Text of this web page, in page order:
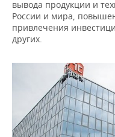
ЭНЕРГЕТИКА
БИЗНЕС-БРАНЧИ
ОТКРЫТАЯ ЛЕКЦИЯ
ФУТБОЛ
БАСКЕТБОЛ
ВОЛЕЙБОЛ
НОВОСТИ
ИНФРАСТРУКТУРА
ИСТОРИЯ
ФОТОГАЛЕРЕЯ
СПРАВОЧНИК
СПИСОК ПЕРСОН
ПОЛНАЯ ВЕРСИЯ
вывода продукции и
России и мира,
привлечения
других.